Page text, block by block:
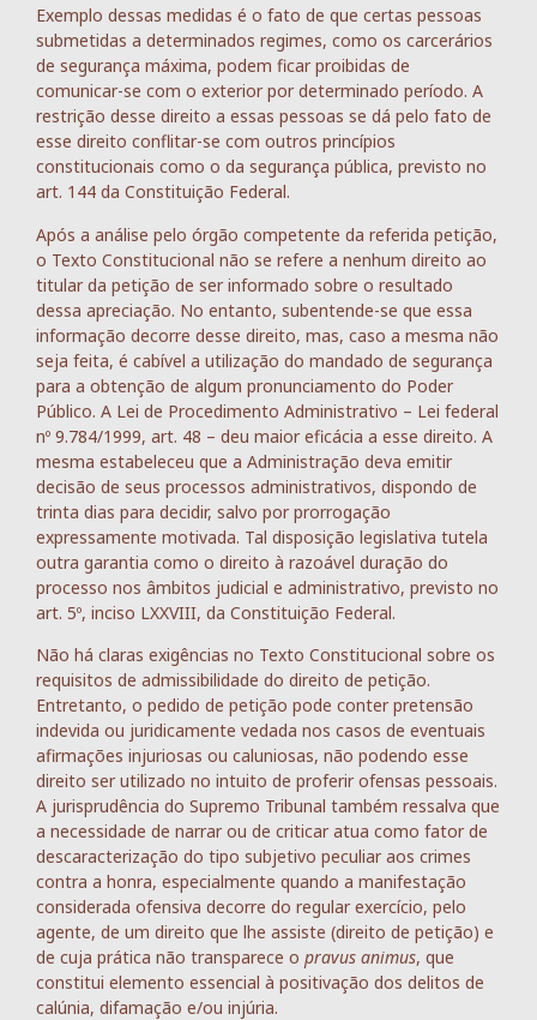
Exemplo dessas medidas é o fato de que certas pessoas
submetidas a determinados regimes, como os carcerários
de segurança máxima, podem ficar proibidas de
comunicar-se com o exterior por determinado período. A
restrição desse direito a essas pessoas se dá pelo fato de
esse direito conflitar-se com outros princípios
constitucionais como o da segurança pública, previsto no
art. 144 da Constituição Federal.
Após a análise pelo órgão competente da referida petição,
o Texto Constitucional não se refere a nenhum direito ao
titular da petição de ser informado sobre o resultado
dessa apreciação. No entanto, subentende-se que essa
informação decorre desse direito, mas, caso a mesma não
seja feita, é cabível a utilização do mandado de segurança
para a obtenção de algum pronunciamento do Poder
Público. A Lei de Procedimento Administrativo – Lei federal
nº 9.784/1999, art. 48 – deu maior eficácia a esse direito. A
mesma estabeleceu que a Administração deva emitir
decisão de seus processos administrativos, dispondo de
trinta dias para decidir, salvo por prorrogação
expressamente motivada. Tal disposição legislativa tutela
outra garantia como o direito à razoável duração do
processo nos âmbitos judicial e administrativo, previsto no
art. 5º, inciso LXXVIII, da Constituição Federal.
Não há claras exigências no Texto Constitucional sobre os
requisitos de admissibilidade do direito de petição.
Entretanto, o pedido de petição pode conter pretensão
indevida ou juridicamente vedada nos casos de eventuais
afirmações injuriosas ou caluniosas, não podendo esse
direito ser utilizado no intuito de proferir ofensas pessoais.
A jurisprudência do Supremo Tribunal também ressalva que
a necessidade de narrar ou de criticar atua como fator de
descaracterização do tipo subjetivo peculiar aos crimes
contra a honra, especialmente quando a manifestação
considerada ofensiva decorre do regular exercício, pelo
agente, de um direito que lhe assiste (direito de petição) e
de cuja prática não transparece o pravus animus, que
constitui elemento essencial à positivação dos delitos de
calúnia, difamação e/ou injúria.